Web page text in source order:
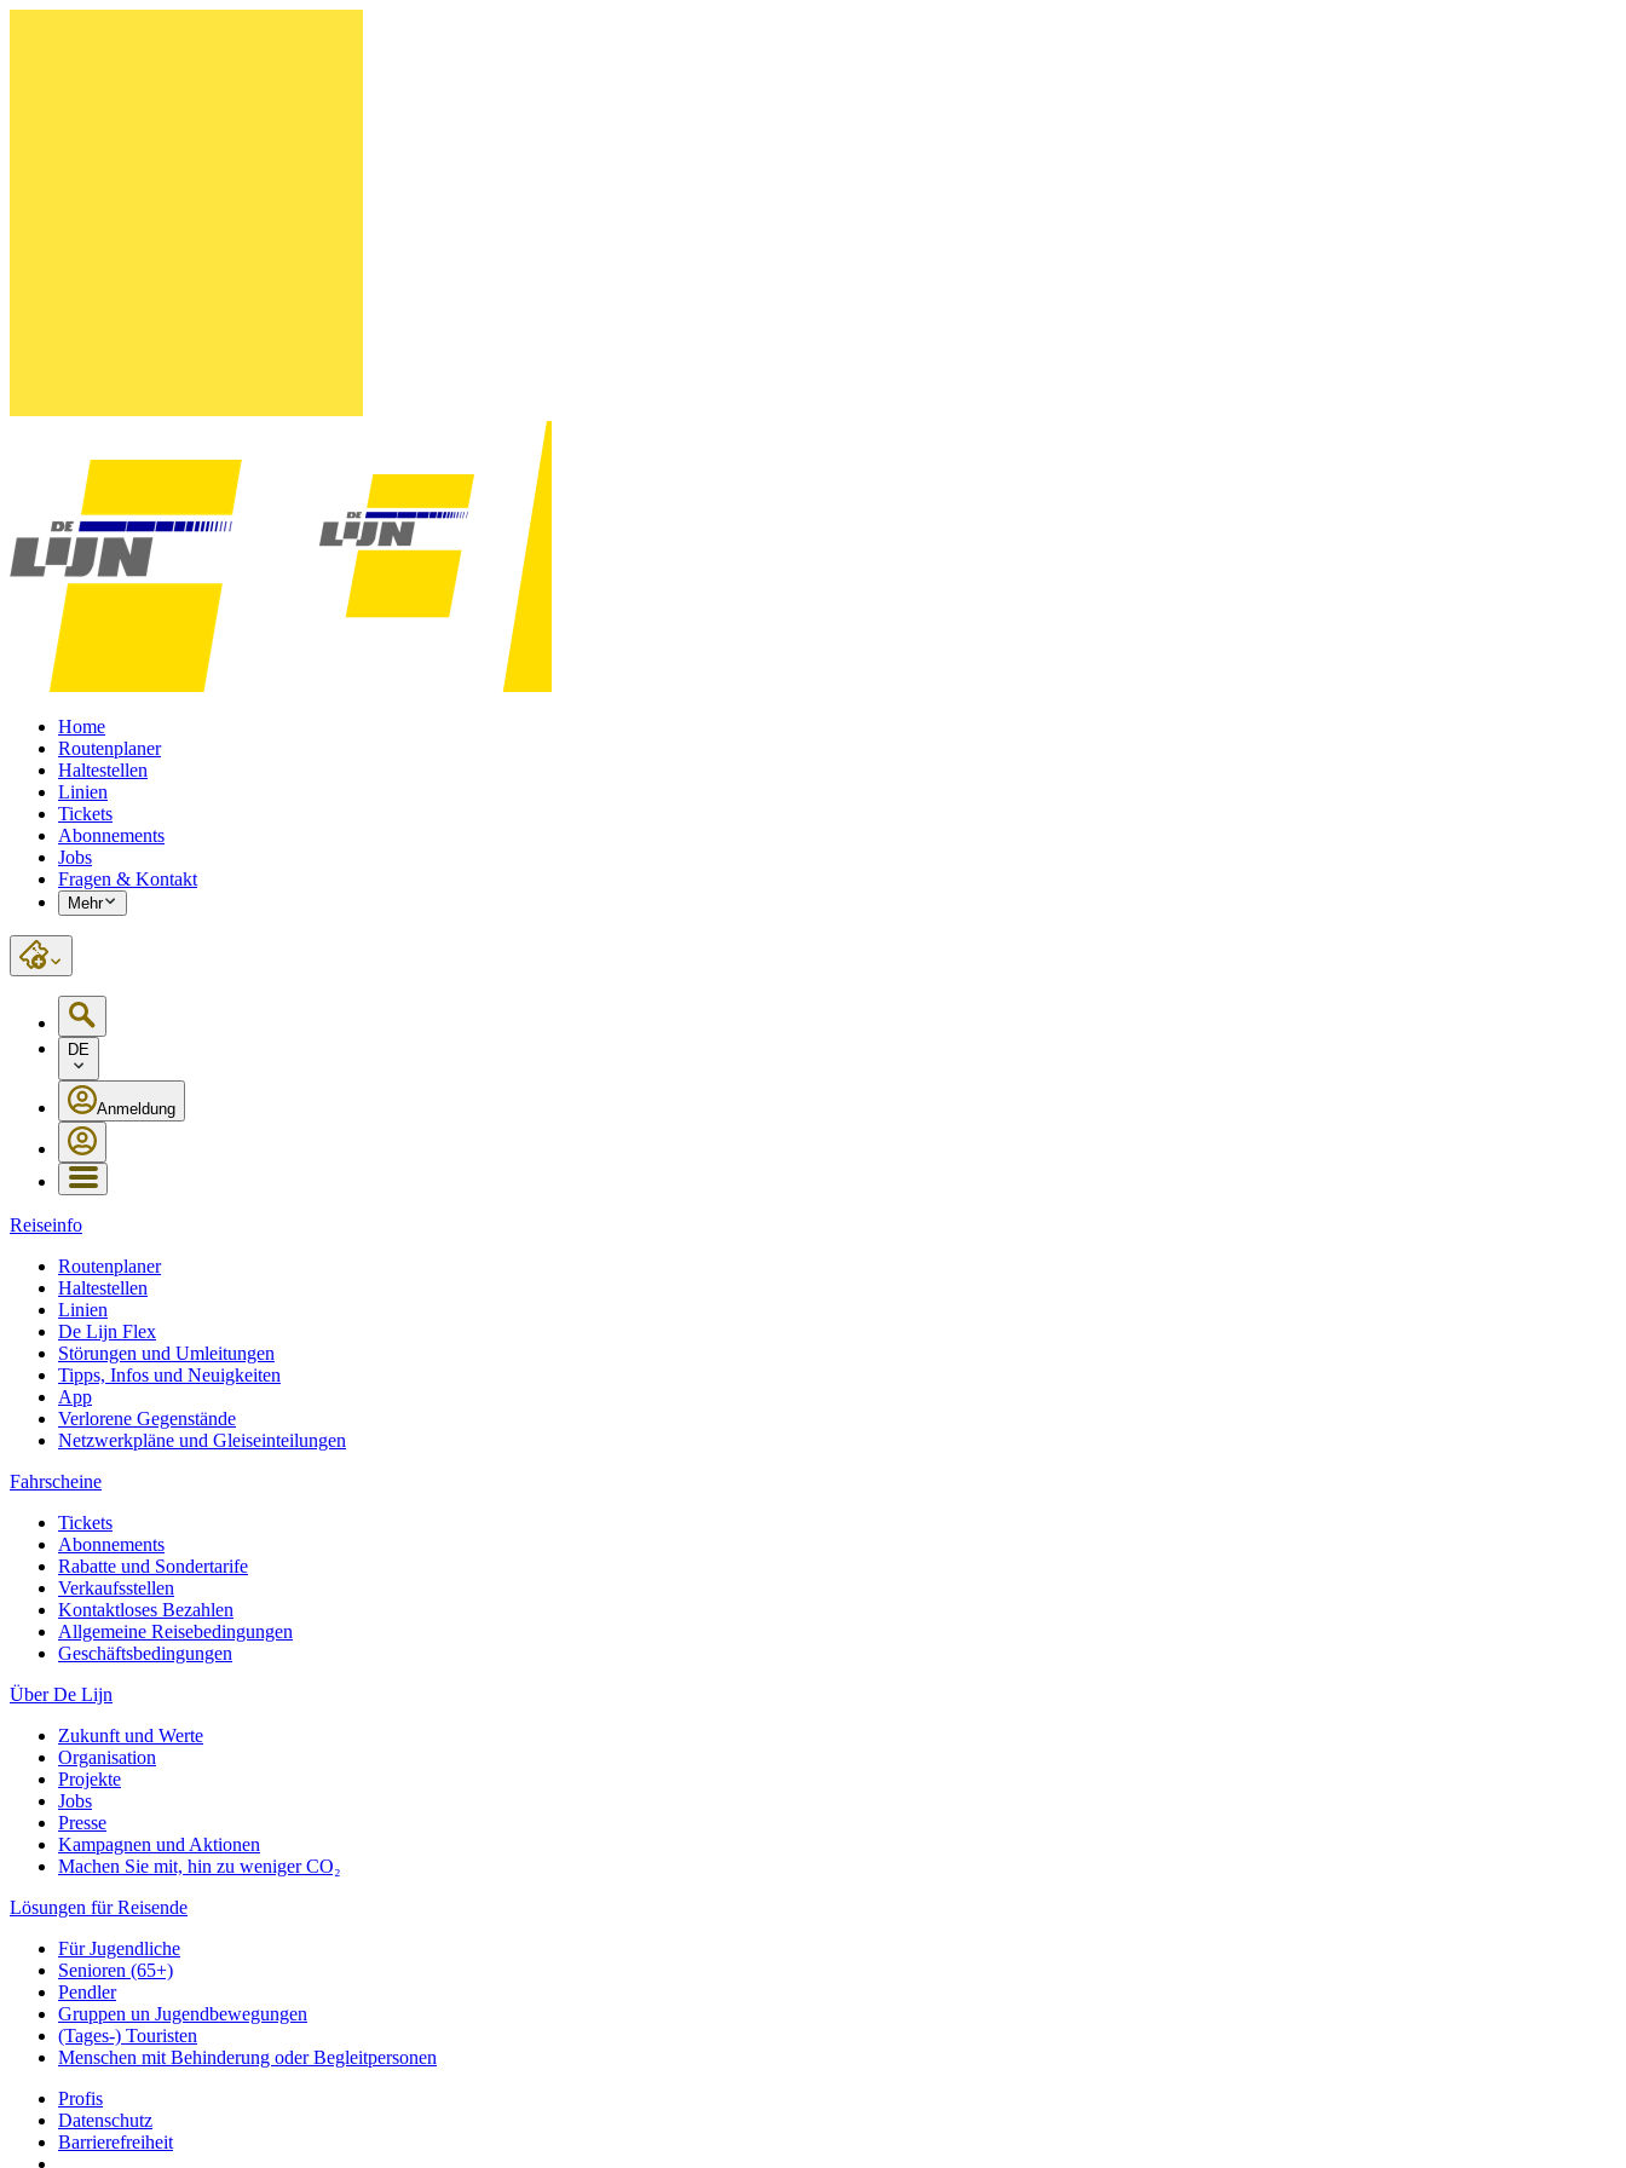
Home
Routenplaner
Haltestellen
Linien
Tickets
Abonnements
Jobs
Fragen & Kontakt
Mehr
DE
Anmeldung
Reiseinfo
Routenplaner
Haltestellen
Linien
De Lijn Flex
Störungen und Umleitungen
Tipps, Infos und Neuigkeiten
App
Verlorene Gegenstände
Netzwerkpläne und Gleiseinteilungen
Fahrscheine
Tickets
Abonnements
Rabatte und Sondertarife
Verkaufsstellen
Kontaktloses Bezahlen
Allgemeine Reisebedingungen
Geschäftsbedingungen
Über De Lijn
Zukunft und Werte
Organisation
Projekte
Jobs
Presse
Kampagnen und Aktionen
Machen Sie mit, hin zu weniger CO₂
Lösungen für Reisende
Für Jugendliche
Senioren (65+)
Pendler
Gruppen un Jugendbewegungen
(Tages-) Touristen
Menschen mit Behinderung oder Begleitpersonen
Profis
Datenschutz
Barrierefreiheit